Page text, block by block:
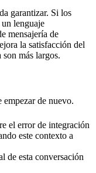
garantizar. Si los
lenguaje
mensajería de
la satisfacción del
más largos.
empezar de nuevo.
el error de integración
este contexto a
de esta conversación